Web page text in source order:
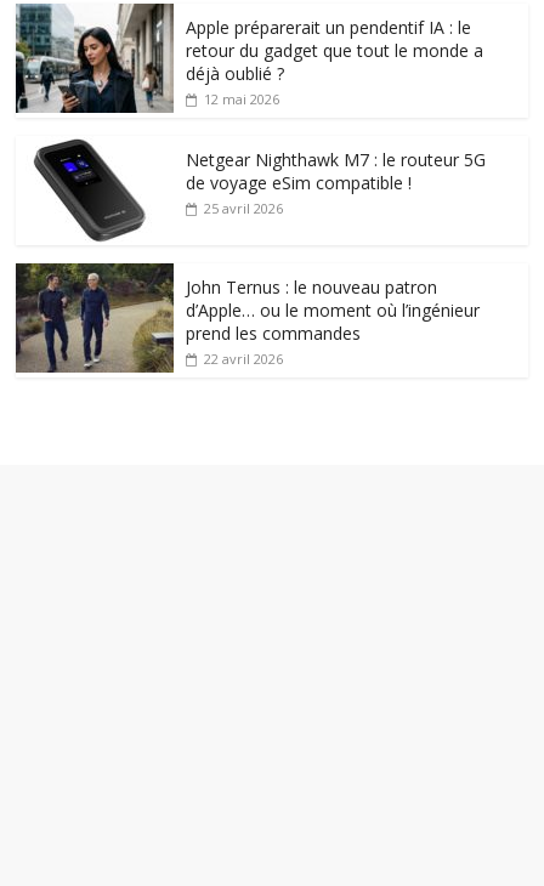
Apple préparerait un pendentif IA : le
retour du gadget que tout le monde a
déjà oublié ?
12 mai 2026
Netgear Nighthawk M7 : le routeur 5G
de voyage eSim compatible !
25 avril 2026
John Ternus : le nouveau patron
d’Apple… ou le moment où l’ingénieur
prend les commandes
22 avril 2026